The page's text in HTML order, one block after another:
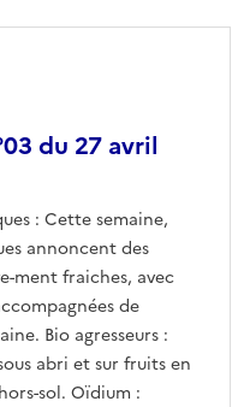
du 27 avril
: Cette semaine,
annoncent des
ment fraiches, avec
de
Bio agresseurs :
abri et sur fruits en
sol. Oïdium :